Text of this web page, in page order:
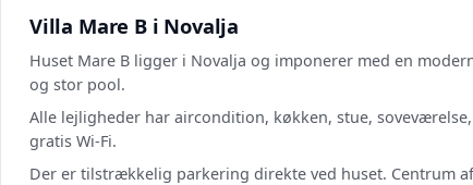
Villa Mare B i Novalja
Huset Mare B ligger i Novalja og imponerer med en
og stor pool.
Alle lejligheder har aircondition, køkken, stue,
gratis Wi-Fi.
Der er tilstrækkelig parkering direkte ved huset. Centrum